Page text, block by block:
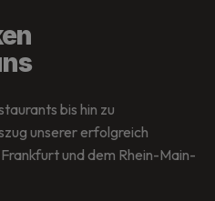
bis hin zu
unserer erfolgreich
und dem Rhein-Main-